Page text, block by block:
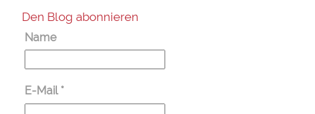
Den Blog abonnieren
Name
E-Mail *